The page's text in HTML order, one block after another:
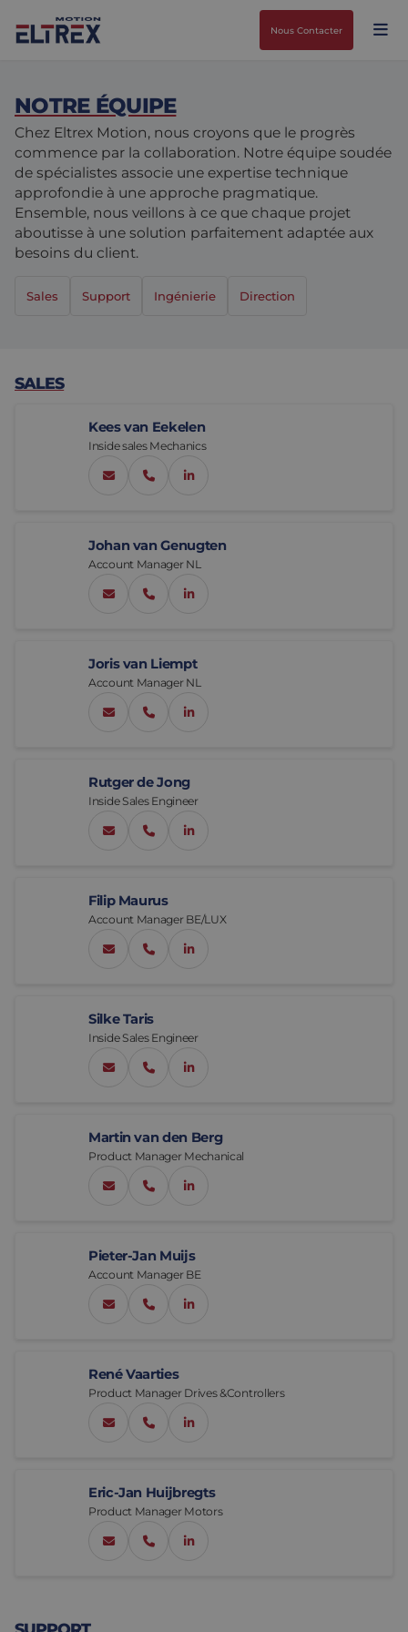
Nous Contacter
Nos solutions
Moteurs
Mécanique
Conception et prototypage
Assemblage et personnalisation
Marchés
Intralogistique
Environnements difficiles
Fabrication
Défence
Marques
À propos de nous
NOTRE ÉQUIPE
Chez Eltrex Motion, nous croyons que le progrès
commence par la collaboration. Notre équipe soudée
de spécialistes associe une expertise technique
approfondie à une approche pragmatique.
Ensemble, nous veillons à ce que chaque projet
aboutisse à une solution parfaitement adaptée aux
besoins du client.
Sales Support Ingénierie Direction
SALES
Kees van Eekelen
Inside sales Mechanics
sales@eltrex-motion.com
+31 76 789 00 36LinkedIn Keesvan Eekelen
Johan van Genugten
Account Manager NL
jvgenugten@eltrex-motion.com
+31 6 151 185 62LinkedIn Johanvan Genugten
Joris van Liempt
Account Manager NL
jvliempt@eltrex-motion.com
+31 6 363 024 20LinkedIn Jorisvan Liempt
Rutger de Jong
Inside Sales Engineer
sales@eltrex-motion.com
+31 76 789 00 37LinkedIn Rutgerde Jong
Filip Maurus
Account Manager BE/LUX
fmaurus@eltrex-motion.com
+32 492 254 534LinkedIn FilipMaurus
Silke Taris
Inside Sales Engineer
sales@eltrex-motion.com
+32 3 648 06 34LinkedIn SilkeTaris
Martin van den Berg
Product Manager Mechanical
mvdberg@eltrex-motion.com
+31 6 276 189 61LinkedIn Martinvan den Berg
Pieter-Jan Muijs
Account Manager BE
pjmuijs@eltrex-motion.com
+32 3 328 07 62LinkedIn Pieter-JanMuijs
René Vaarties
Product Manager Drives &Controllers
rvaarties@eltrex-motion.com
+31 6 227 977 38LinkedIn RenéVaarties
Eric-Jan Huijbregts
Product Manager Motors
ehuijbregts@eltrex-motion.com
0031 6 155 500 75
LinkedIn Eric-JanHuijbregts